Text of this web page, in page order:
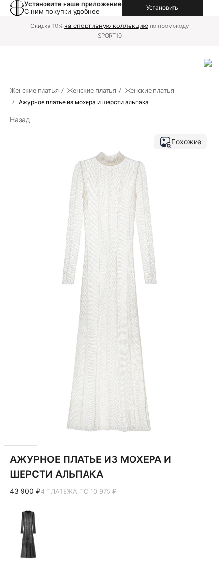
Установите наше приложение
С ним покупки удобнее
Установить
Доставку в вашу страну можно оформитьна
международной версии сайта
Женские платья / Женские платья / Женские платья
/ Ажурное платье из мохера и шерсти альпака
Назад
Похожие
АЖУРНОЕ ПЛАТЬЕ ИЗ МОХЕРА И
ШЕРСТИ АЛЬПАКА
43 900 ₽4 ПЛАТЕЖА ПО 10 975 ₽